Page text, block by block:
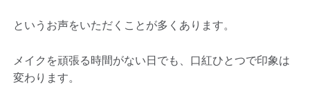
というお声をいただくことが多くあります。
メイクを頑張る時間がない日でも、口紅ひとつで印象は
変わります。